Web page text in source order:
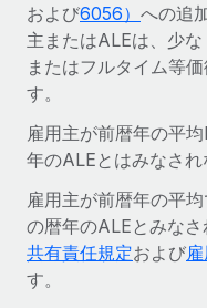
業務に最適な人材を採用
ることです。この数週間
スしました。...
給与詐欺：種類、事
給与, 賃金は詐欺の特に
ム間で頻繁に移動してい
および6056） への追
主またはALEは、少
またはフルタイム等
す。
雇用主が前暦年の平
年のALEとはみなされ
雇用主が前暦年の平
の暦年のALEとみな
共有責任規定および
す。